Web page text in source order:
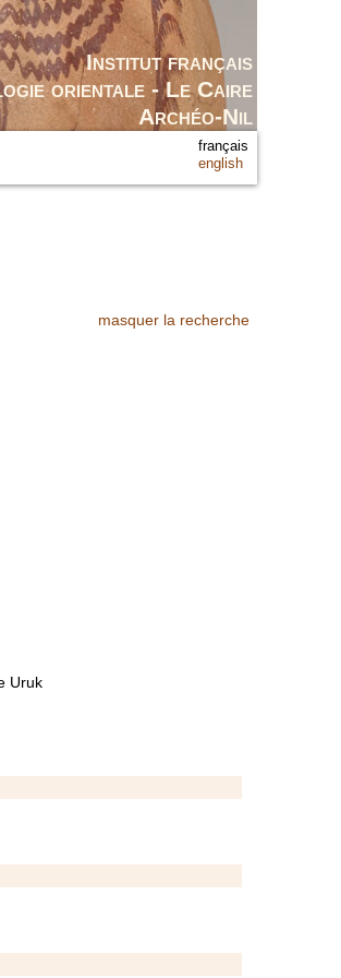
Institut français
orientale - Le Caire
Archéo-Nil
français
english
masquer la recherche
Uruk